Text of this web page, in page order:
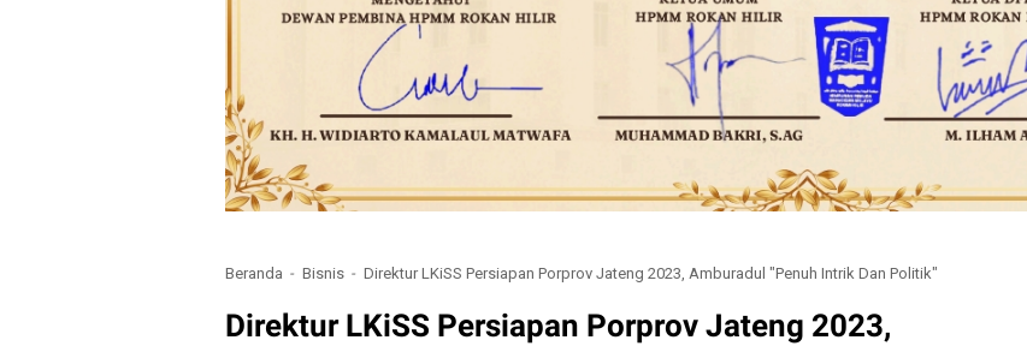
Beranda Bisnis Direktur LKiSS Persiapan Porprov Jateng 2023, Amburadul "Penuh Intrik Dan Politik"
Direktur LKiSS Persiapan Porprov Jateng 2023,